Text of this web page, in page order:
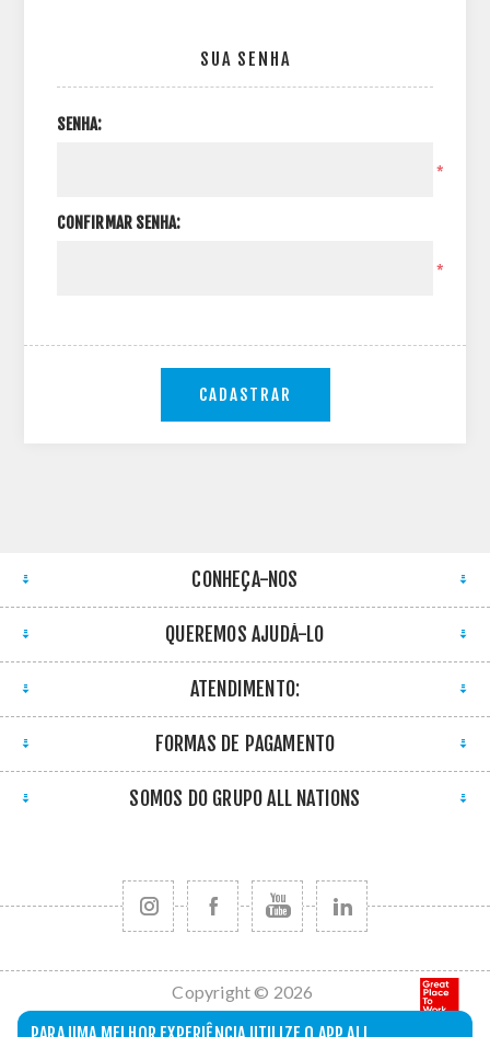
SUA SENHA
SENHA:
*
CONFIRMAR SENHA:
*
CADASTRAR
CONHEÇA-NOS
QUEREMOS AJUDÁ-LO
ATENDIMENTO:
FORMAS DE PAGAMENTO
SOMOS DO GRUPO ALL NATIONS
Copyright © 2026
All Nations. Todos